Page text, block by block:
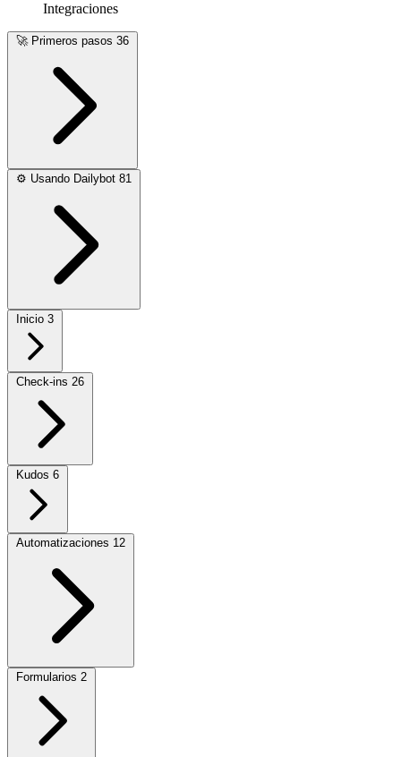
Integraciones
🚀 Primeros pasos 36
⚙️ Usando Dailybot 81
Inicio 3
Check-ins 26
Kudos 6
Automatizaciones 12
Formularios 2